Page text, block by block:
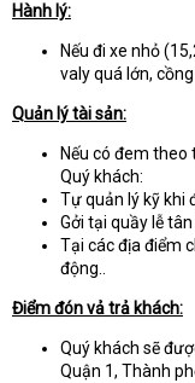
Hành lý:
Nếu đi xe nhỏ
valy quá lớn,
Quản lý tài sản:
Nếu có đem theo
Quý khách:
Tự quản lý kỹ khi
Gởi tại quầy lễ
Tại các địa điểm
động..
Điểm đón vả trả khách:
Quý khách sẽ
Quận 1, Thành